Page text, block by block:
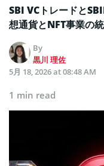
SBI VCトレードと
想通貨とNFT事業の
By
黒川 理佐
5月 18, 2026 at 08:48 AM
1 min read